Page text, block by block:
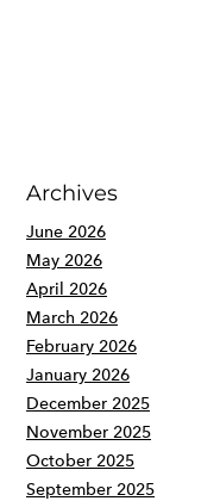
Archives
June 2026
May 2026
April 2026
March 2026
February 2026
January 2026
December 2025
November 2025
October 2025
September 2025